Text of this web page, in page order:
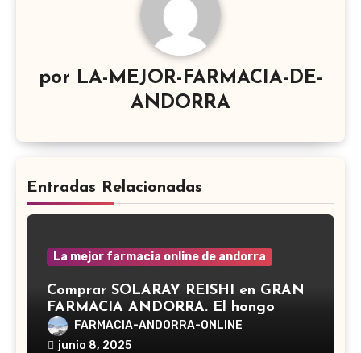
por LA-MEJOR-FARMACIA-DE-
ANDORRA
Entradas Relacionadas
La mejor farmacia online de andorra
Comprar SOLARAY REISHI en GRAN
FARMACIA ANDORRA. El hongo
Reishi, cuyo nombre científico es
Ganoderma lucidum, es un hongo
FARMACIA-ANDORRA-ONLINE
junio 8, 2025